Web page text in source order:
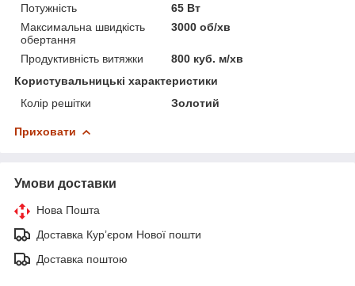
Потужність
65 Вт
Максимальна швидкість
обертання
3000 об/хв
Продуктивність витяжки
800 куб. м/хв
Користувальницькі характеристики
Колір решітки
Золотий
Приховати
Умови доставки
Нова Пошта
Доставка Курʼєром Нової пошти
Доставка поштою